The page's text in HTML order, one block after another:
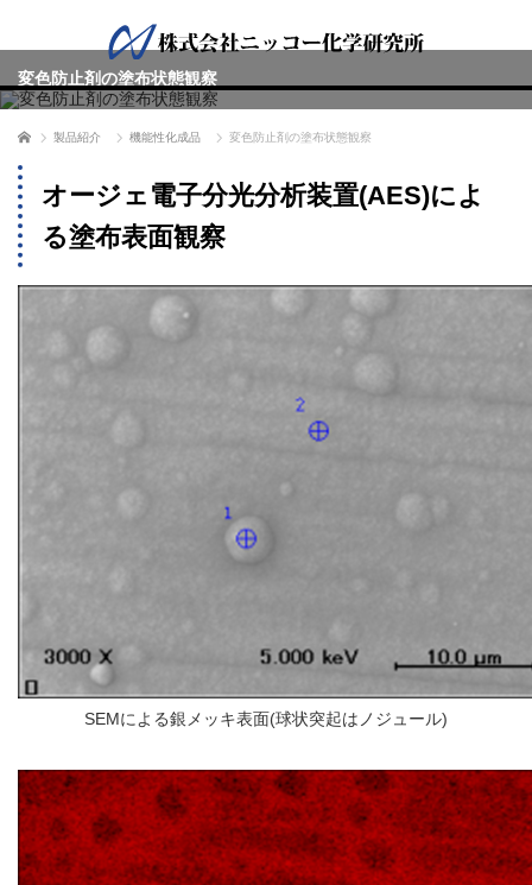
変色防止剤の塗布状態観察
ホーム 製品紹介 機能性化成品 変色防止剤の塗布状態観察
オージェ電子分光分析装置(AES)によ
る塗布表面観察
SEMによる銀メッキ表面(球状突起はノジュール)